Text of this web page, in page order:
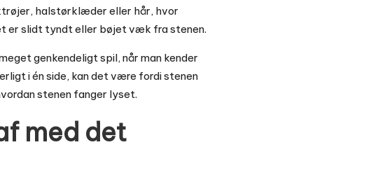
halstørklæder eller hår, hvor
er slidt tyndt eller bøjet væk fra stenen.
genkendeligt spil, når man kender
i én side, kan det være fordi stenen
stenen fanger lyset.
med det